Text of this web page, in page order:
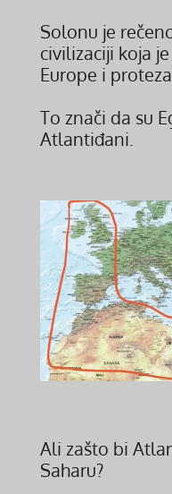
Solonu je
civilizaciji koja
Europe i
To znači da su
Atlantiđani.
Ali zašto bi
Saharu?